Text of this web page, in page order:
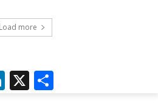
Load more
LinkedIn
X